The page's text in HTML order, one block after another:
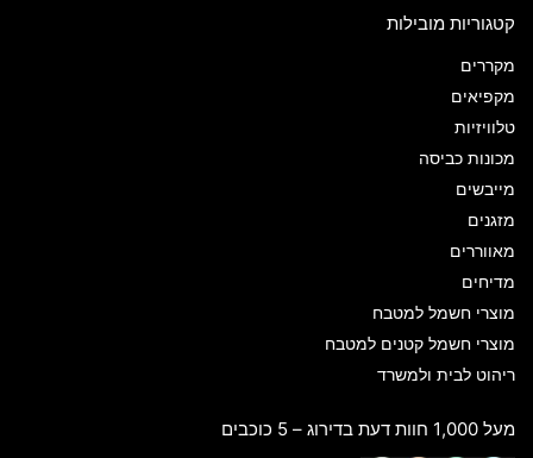
קטגוריות מובילות
מקררים
מקפיאים
טלוויזיות
מכונות כביסה
מייבשים
מזגנים
מאווררים
מדיחים
מוצרי חשמל למטבח
מוצרי חשמל קטנים למטבח
ריהוט לבית ולמשרד
מעל 1,000 חוות דעת בדירוג – 5 כוכבים